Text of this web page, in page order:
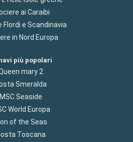
ai Caraibi
Flordi e Scandinavia
in Nord Europa
più popolari
mary 2
Smeralda
MSC Seaside
World Europa
of the Seas
Toscana